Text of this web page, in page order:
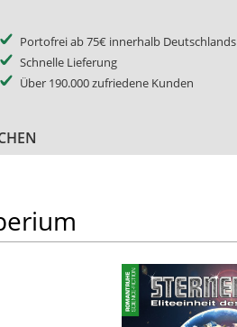
Portofrei ab 75€ innerhalb Deutschlands
Schnelle Lieferung
Über 190.000 zufriedene Kunden